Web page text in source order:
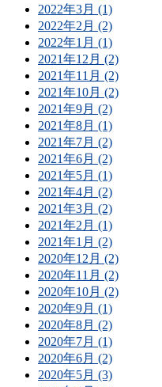
2022年3月 (1)
2022年2月 (2)
2022年1月 (1)
2021年12月 (2)
2021年11月 (2)
2021年10月 (2)
2021年9月 (2)
2021年8月 (1)
2021年7月 (2)
2021年6月 (2)
2021年5月 (1)
2021年4月 (2)
2021年3月 (2)
2021年2月 (1)
2021年1月 (2)
2020年12月 (2)
2020年11月 (2)
2020年10月 (2)
2020年9月 (1)
2020年8月 (2)
2020年7月 (1)
2020年6月 (2)
2020年5月 (3)